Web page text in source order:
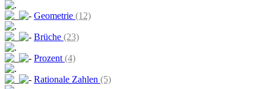
Geometrie (12)
Brüche (23)
Prozent (4)
Rationale Zahlen (5)